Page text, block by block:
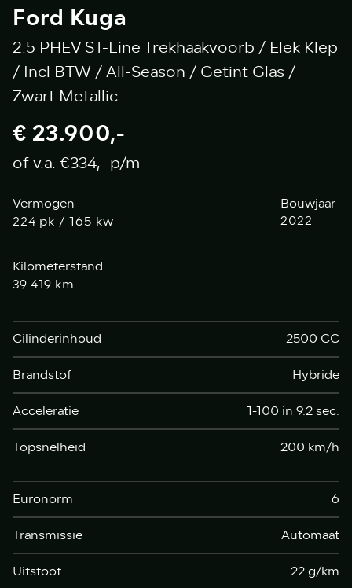
Ford Kuga
2.5 PHEV ST-Line Trekhaakvoorb / Elek Klep
/ Incl BTW / All-Season / Getint Glas /
Zwart Metallic
€ 23.900,-
of v.a. €334,- p/m
Vermogen
224 pk / 165 kw
Bouwjaar
2022
Kilometerstand
39.419 km
Cilinderinhoud
2500 CC
Brandstof
Hybride
Acceleratie
1-100 in 9.2 sec.
Topsnelheid
200 km/h
Euronorm
6
Transmissie
Automaat
Uitstoot
22 g/km